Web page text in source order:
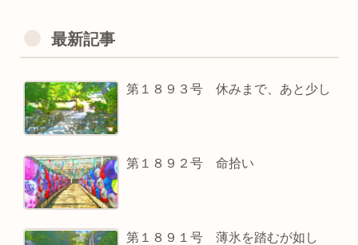
最新記事
第１８９３号 休みまで、あと少し
第１８９２号 命拾い
第１８９１号 薄氷を踏むが如し